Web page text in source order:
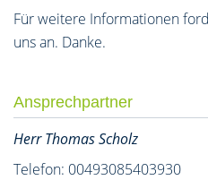
Für weitere Informationen
uns an. Danke.
Ansprechpartner
Herr Thomas Scholz
Telefon: 00493085403930